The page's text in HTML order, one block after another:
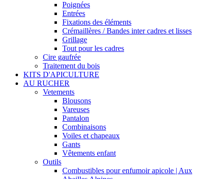
Poignées
Entrées
Fixations des éléments
Crémaillères / Bandes inter cadres et lisses
Grillage
Tout pour les cadres
Cire gaufrée
Traitement du bois
KITS D'APICULTURE
AU RUCHER
Vetements
Blousons
Vareuses
Pantalon
Combinaisons
Voiles et chapeaux
Gants
Vêtements enfant
Outils
Combustibles pour enfumoir apicole | Aux